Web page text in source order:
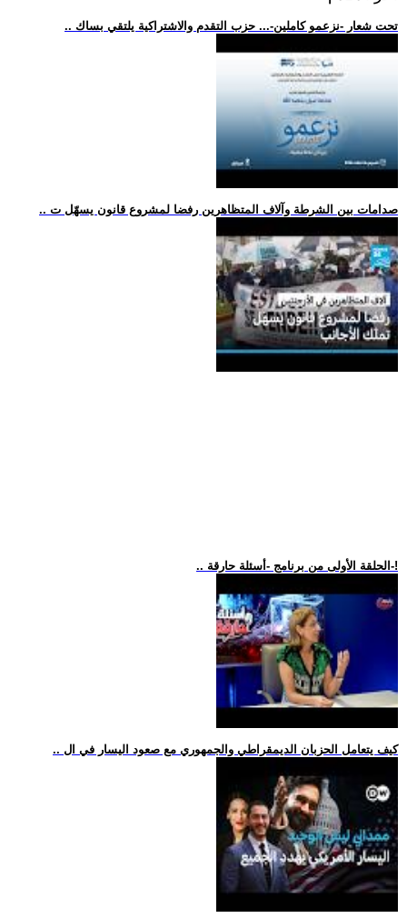
.. تحت شعار -نزعمو كاملين-... حزب التقدم والاشتراكية يلتقي بساك
.. صدامات بين الشرطة وآلاف المتظاهرين رفضا لمشروع قانون يسهّل ت
.. الحلقة الأولى من برنامج -أسئلة حارقة-!
.. كيف يتعامل الحزبان الديمقراطي والجمهوري مع صعود اليسار في ال